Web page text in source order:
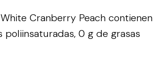
Cranberry Peach contienen
0 g de grasas